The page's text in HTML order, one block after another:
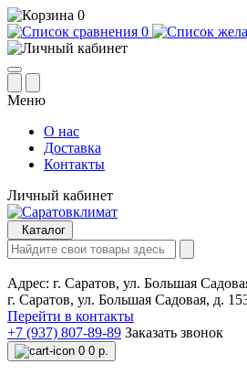
0
0
Меню
О нас
Доставка
Контакты
Личный кабинет
Каталог
Адрес: г. Саратов, ул. Большая
г. Саратов, ул. Большая Садовая, д.
Перейти в контакты
+7 (937) 807-89-89 Заказать звонок
0 0 р.